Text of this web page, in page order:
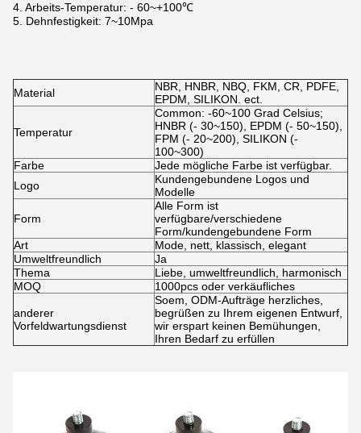
4. Arbeits-Temperatur: - 60~+100℃
5. Dehnfestigkeit: 7~10Mpa
Material
NBR, HNBR, NBQ, FKM, CR, PDFE,
EPDM, SILIKON. ect.
Temperatur
Common: -60~100 Grad Celsius;
HNBR (- 30~150), EPDM (- 50~150),
FPM (- 20~200), SILIKON (-
100~300)
Farbe
Jede mögliche Farbe ist verfügbar.
Logo
Kundengebundene Logos und
Modelle
Form
Alle Form ist
verfügbare/verschiedene
Form/kundengebundene Form
Art
Mode, nett, klassisch, elegant
Umweltfreundlich
Ja
Thema
Liebe, umweltfreundlich, harmonisch
MOQ
1000pcs oder verkäufliches
anderer
Vorfeldwartungsdienst
Soem, ODM-Aufträge herzliches,
begrüßen zu Ihrem eigenen Entwurf,
wir erspart keinen Bemühungen,
Ihren Bedarf zu erfüllen